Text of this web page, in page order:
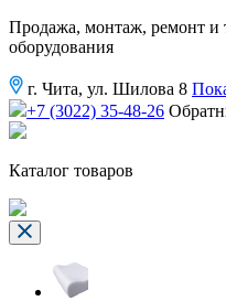
Продажа, монтаж, ремонт и
оборудования
г. Чита, ул. Шилова 8
+7 (3022) 35-48-26
Каталог товаров